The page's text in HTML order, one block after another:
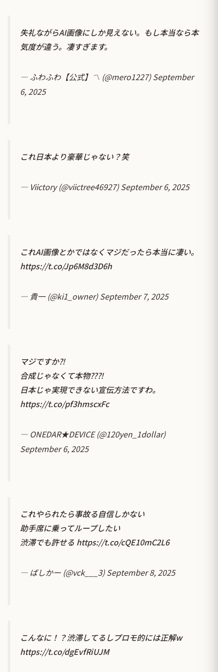
失礼ながらAI画像にしか見えない。もし本当なら本
気度が違う。凄すぎます。
— ふわふわ【公式】〽️ (@mero1227)September
6, 2025
これ日本より豪華じゃない？笑
— Viictory (@viictree46927)September 6, 2025
これAI画像とかではなくマジだったら本当に凄い。
https://t.co/Jp6M8d3D6h
— 貴一 (@ki1_owner)September 7, 2025
マジですか⁈
合成じゃなくて本物⁇⁈
日本じゃ実現できない宣伝方法ですわ。
https://t.co/pf3hmscxFc
— ONEDAR★DEVICE (@120yen_1dollar)
September 6, 2025
これやられたら事故る自信しかない
助手席に乗ってループしたい
渋滞でも許せる https://t.co/cQE10mC2L6
— ばしかー (@vck___3)September 8, 2025
こんなに！？渋滞してるしプロモ的には正解w
https://t.co/dgEvfRiUJM